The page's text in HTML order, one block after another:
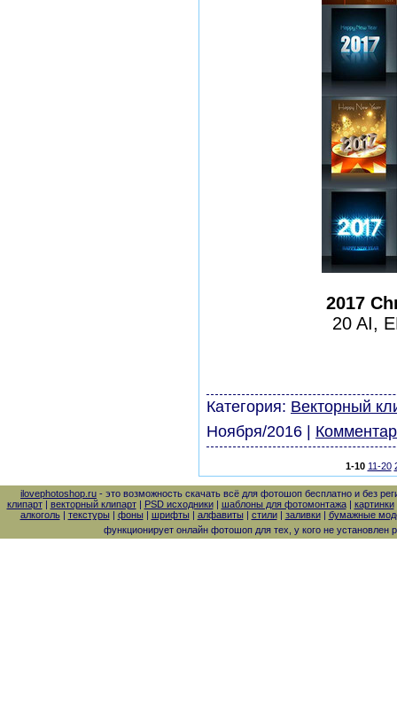
2017
20 AI,
Категория: Векторный
Ноября/2016
1-10 11-20
ilovephotoshop.ru - это возможность скачать всё для фотошоп бесплатно и без
клипарт| векторный клипарт| PSD исходники| шаблоны для фотомонтажа| картинки
алкоголь| текстуры| фоны| шрифты| алфавиты| стили| заливки| бумажные
функционирует онлайн фотошоп для тех, у кого не установлен